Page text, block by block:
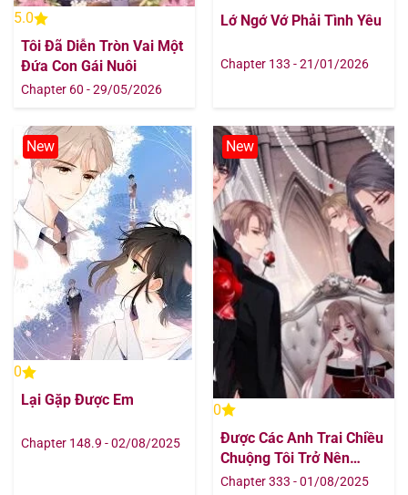
5.0
Tôi Đã Diễn Tròn Vai Một
Đứa Con Gái Nuôi
Chapter 60 - 29/05/2026
Lớ Ngớ Vớ Phải Tình Yêu
Chapter 133 - 21/01/2026
New
0
Lại Gặp Được Em
Chapter 148.9 - 02/08/2025
New
0
Được Các Anh Trai Chiều
Chuộng Tôi Trở Nên
Ngang Tàng
Chapter 333 - 01/08/2025